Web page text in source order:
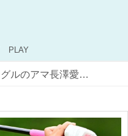
PLAY
2連続イーグルのアマ長澤愛羅が10位タイ！サントリーOP最終日、エース賞金10万円で「美味しいもの食べたい」【国内女子ツアー】